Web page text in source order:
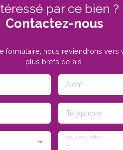
par ce bien ?
Contactez-nous
formulaire, nous reviendrons vers
plus brefs délais.
Nom
Téléphone
-
Vous souhaitez